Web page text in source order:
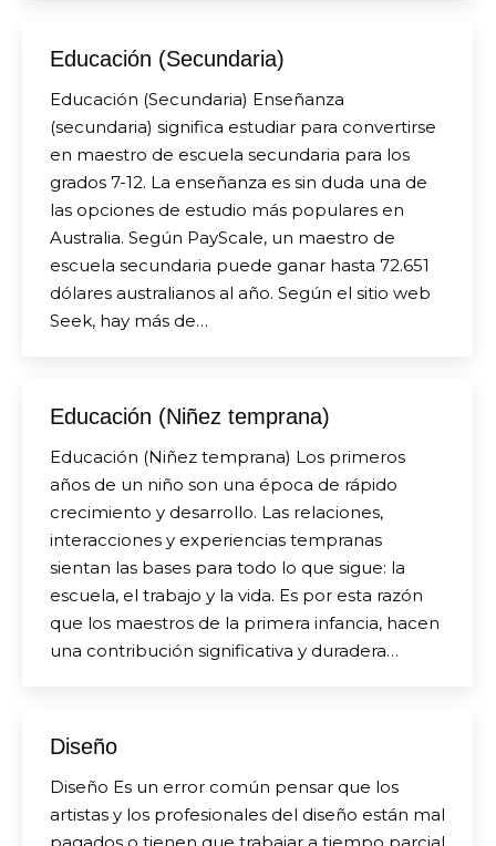
Educación (Secundaria)
Educación (Secundaria) Enseñanza
(secundaria) significa estudiar para convertirse
en maestro de escuela secundaria para los
grados 7-12. La enseñanza es sin duda una de
las opciones de estudio más populares en
Australia. Según PayScale, un maestro de
escuela secundaria puede ganar hasta 72.651
dólares australianos al año. Según el sitio web
Seek, hay más de…
Educación (Niñez temprana)
Educación (Niñez temprana) Los primeros
años de un niño son una época de rápido
crecimiento y desarrollo. Las relaciones,
interacciones y experiencias tempranas
sientan las bases para todo lo que sigue: la
escuela, el trabajo y la vida. Es por esta razón
que los maestros de la primera infancia, hacen
una contribución significativa y duradera…
Diseño
Diseño Es un error común pensar que los
artistas y los profesionales del diseño están mal